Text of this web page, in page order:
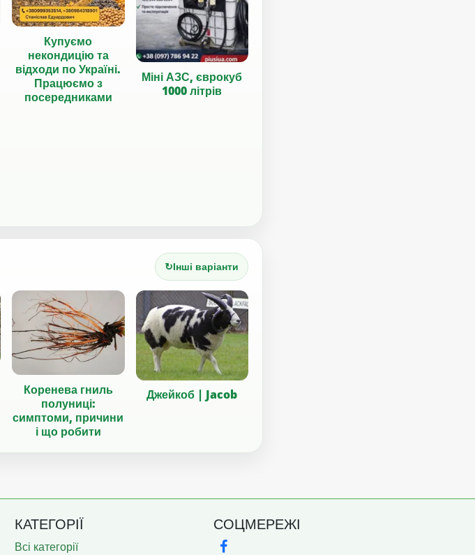
Купуємо
некондицію та
відходи по Україні.
Працюємо з
посередниками
Міні АЗС, єврокуб
1000 літрів
↻Інші варіанти
Коренева гниль
полуниці:
симптоми, причини
і що робити
Джейкоб | Jacob
КАТЕГОРІЇ
Всі категорії
СОЦМЕРЕЖІ